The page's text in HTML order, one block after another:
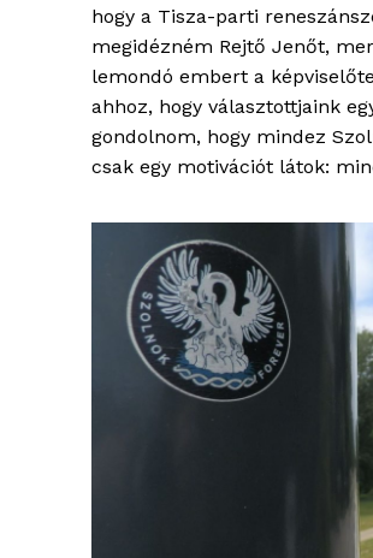
hogy a Tisza-parti
megidézném Rejtő Jenőt,
lemondó embert a
ahhoz, hogy választottjaink
gondolnom, hogy mindez
csak egy motivációt látok: